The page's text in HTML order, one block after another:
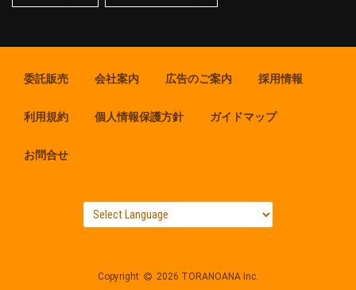
委託販売 会社案内 広告のご案内 採用情報
利用規約 個人情報保護方針 ガイドマップ
お問合せ
Copyright 2026 TORANOANA Inc.